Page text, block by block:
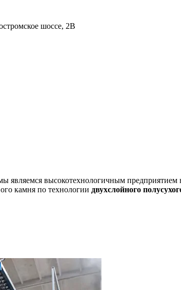
шоссе, 2В
являемся высокотехнологичным
камня по технологии двухслойного